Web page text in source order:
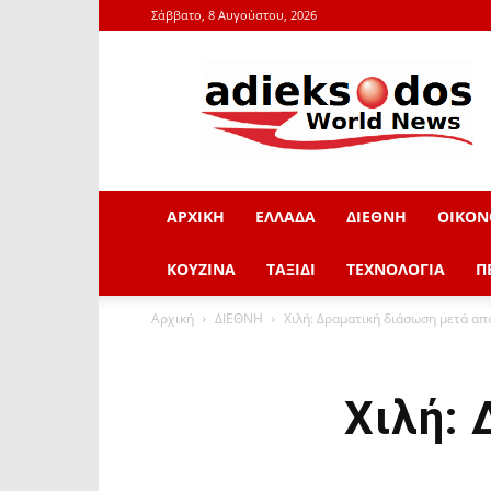
Σάββατο, 8 Αυγούστου, 2026
adieksodos.gr
ΑΡΧΙΚΗ ΕΛΛΑΔΑ ΔΙΕΘΝΗ
ΚΟΥΖΙΝΑ ΤΑΞΙΔΙ ΤΕΧΝΟΛΟΓΙΑ
Αρχική ΔΙΕΘΝΗ Χιλή: Δραματική διάσωση μετά
Χιλή: